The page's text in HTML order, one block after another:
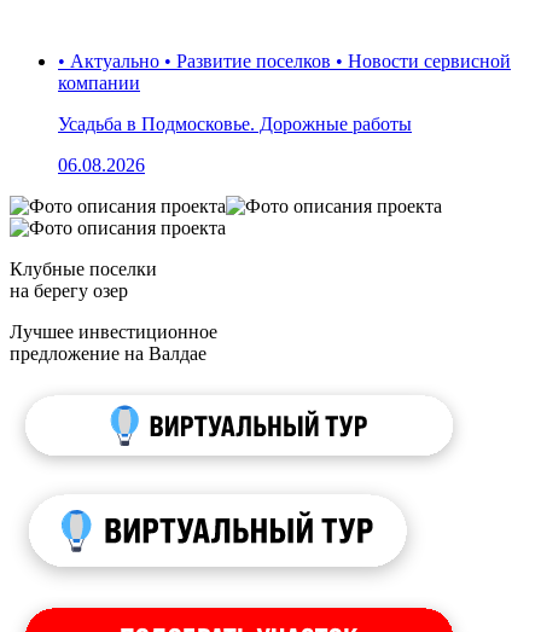
• Актуально • Развитие поселков • Новости сервисной
компании
Усадьба в Подмосковье. Дорожные работы
06.08.2026
Клубные поселки
на берегу озер
Лучшее инвестиционное
предложение на Валдае